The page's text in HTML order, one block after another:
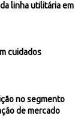
linha utilitária em
cuidados
no segmento
de mercado